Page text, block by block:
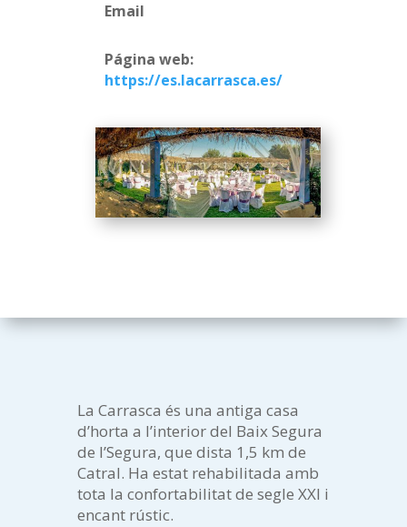
Email
Página web:
https://es.lacarrasca.es/
La Carrasca és una antiga casa
d’horta a l’interior del Baix Segura
de l’Segura, que dista 1,5 km de
Catral. Ha estat rehabilitada amb
tota la confortabilitat de segle XXI i
encant rústic.